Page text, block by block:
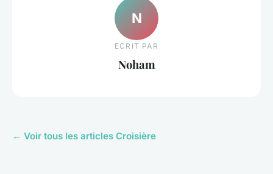
N
ECRIT PAR
Noham
← Voir tous les articles Croisière